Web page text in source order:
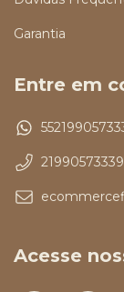
Garantia
Entre em
21990573339
Acesse